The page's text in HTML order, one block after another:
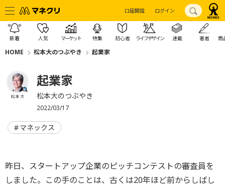
口座開設 ログイン
新着 人気 マーケット 特集 初心者 ライフデザイン 連載 著者 商
HOME 松本大のつぶやき 起業家
松本 大
起業家
松本大のつぶやき
2022/03/17
マネックス
昨日、スタートアップ企業のピッチコンテストの審査員を
しました。この手のことは、古くは20年ほど前からしばし